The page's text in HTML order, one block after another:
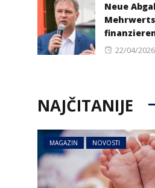
Neue
Posted
22/04/2026
NAJČITANIJE
MAGAZIN NOVOSTI